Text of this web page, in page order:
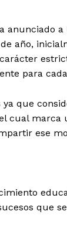
anunciado
año,
para cada
que
cual marca
ese
que